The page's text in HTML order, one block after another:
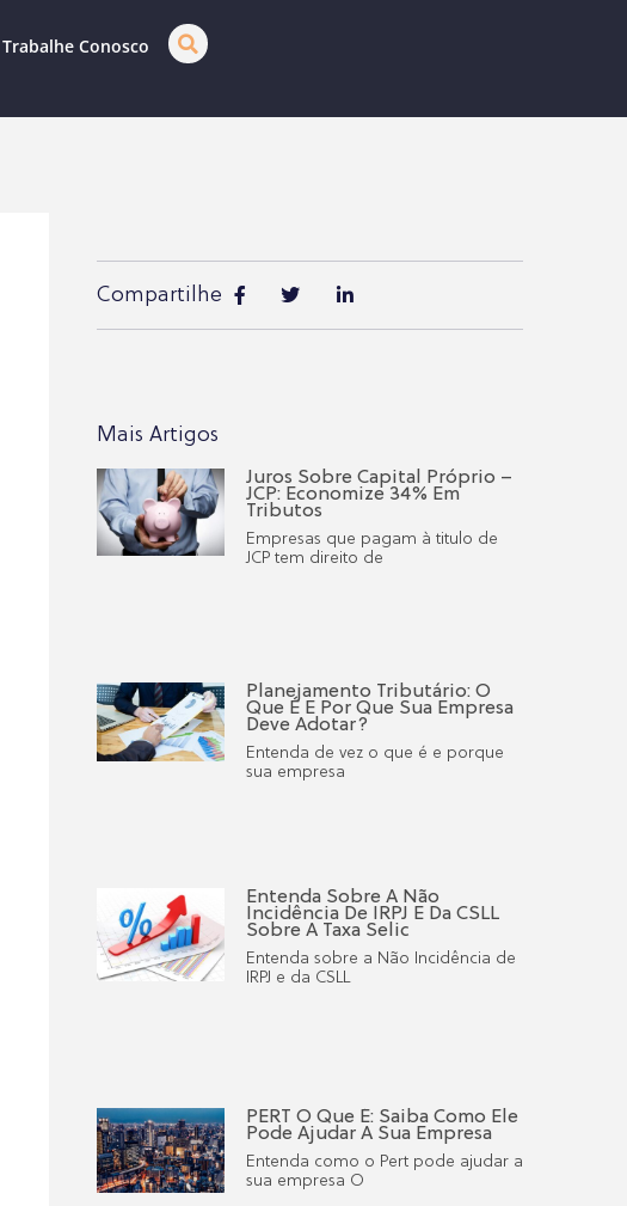
Trabalhe Conosco
Compartilhe
Mais Artigos
Juros Sobre Capital Próprio –
JCP: Economize 34% Em
Tributos
Empresas que pagam à titulo de
JCP tem direito de
Planejamento Tributário: O
Que É E Por Que Sua Empresa
Deve Adotar?
Entenda de vez o que é e porque
sua empresa
Entenda Sobre A Não
Incidência De IRPJ E Da CSLL
Sobre A Taxa Selic
Entenda sobre a Não Incidência de
IRPJ e da CSLL
PERT O Que É: Saiba Como Ele
Pode Ajudar A Sua Empresa
Entenda como o Pert pode ajudar a
sua empresa O